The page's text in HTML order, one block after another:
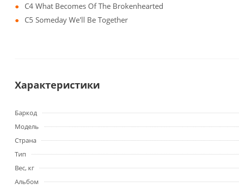
C4 What Becomes Of The Brokenhearted
C5 Someday We'll Be Together
Характеристики
Баркод
Модель
Страна
Тип
Вес, кг
Альбом